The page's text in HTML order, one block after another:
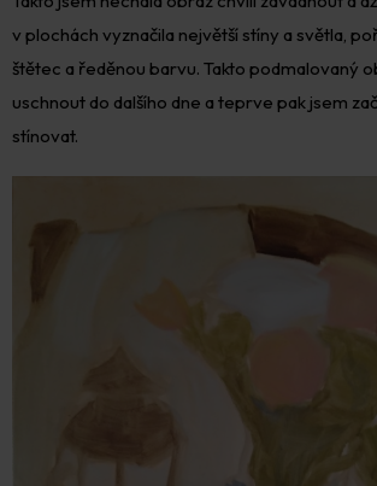
v plochách vyznačila největší stíny a světla,
štětec a ředěnou barvu. Takto podmalovaný
uschnout do dalšího dne a teprve pak jsem
stínovat.